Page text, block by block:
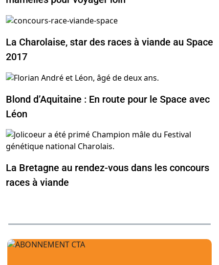
La Charolaise, star des races à viande au Space
2017
Blond d’Aquitaine : En route pour le Space avec
Léon
La Bretagne au rendez-vous dans les concours
races à viande